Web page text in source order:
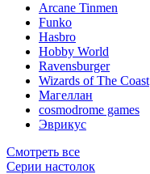
Arcane Tinmen
Funko
Hasbro
Hobby World
Ravensburger
Wizards of The Coast
Магеллан
сosmodrome games
Эврикус
Смотреть все
Серии настолок